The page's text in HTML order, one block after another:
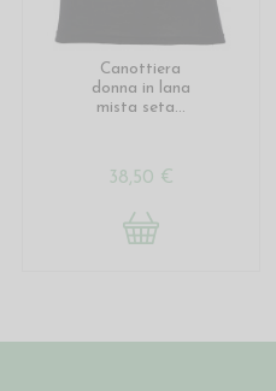
Canottiera
donna in lana
mista seta...
38,50 €